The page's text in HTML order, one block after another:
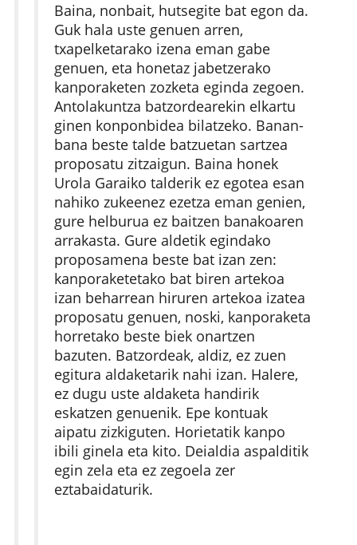
Baina, nonbait, hutsegite bat egon da.
Guk hala uste genuen arren,
txapelketarako izena eman gabe
genuen, eta honetaz jabetzerako
kanporaketen zozketa eginda zegoen.
Antolakuntza batzordearekin elkartu
ginen konponbidea bilatzeko. Banan-
bana beste talde batzuetan sartzea
proposatu zitzaigun. Baina honek
Urola Garaiko talderik ez egotea esan
nahiko zukeenez ezetza eman genien,
gure helburua ez baitzen banakoaren
arrakasta. Gure aldetik egindako
proposamena beste bat izan zen:
kanporaketetako bat biren artekoa
izan beharrean hiruren artekoa izatea
proposatu genuen, noski, kanporaketa
horretako beste biek onartzen
bazuten. Batzordeak, aldiz, ez zuen
egitura aldaketarik nahi izan. Halere,
ez dugu uste aldaketa handirik
eskatzen genuenik. Epe kontuak
aipatu zizkiguten. Horietatik kanpo
ibili ginela eta kito. Deialdia aspalditik
egin zela eta ez zegoela zer
eztabaidaturik.